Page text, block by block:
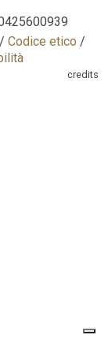
/ Codice etico /
credits